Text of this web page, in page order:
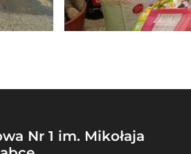
Nr 1 im. Mikołaja